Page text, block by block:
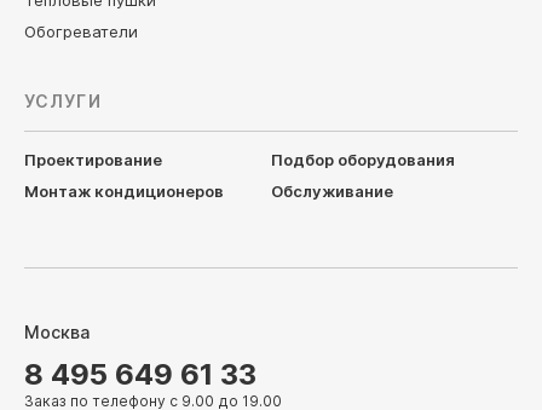
Обогреватели
УСЛУГИ
Проектирование
Подбор оборудования
Монтаж кондиционеров
Обслуживание
Москва
8 495 649 61 33
Заказ по телефону с 9.00 до 19.00